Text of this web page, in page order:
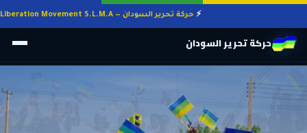
حركة تحرير السودان — Sudan Liberation Movement S.L.M.A
حركة تحرير السودان